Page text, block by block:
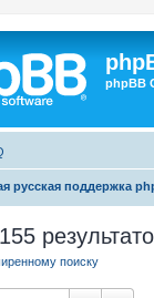
phpBB
русская поддержка
поиску